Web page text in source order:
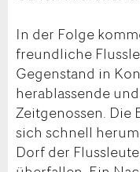
In der Folge
freundliche
Gegenstand in
herablassende
Zeitgenossen. Die
sich schnell
Dorf der